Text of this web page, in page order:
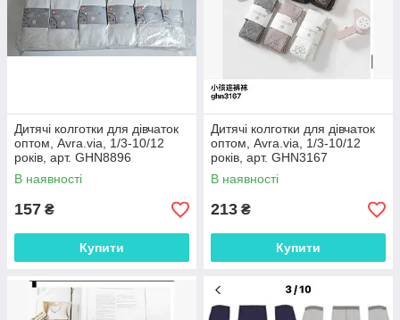
Дитячі колготки для дівчаток
оптом, Avra.via, 1/3-10/12
років, арт. GHN8896
В наявності
157 ₴
Купити
Дитячі колготки для дівчаток
оптом, Avra.via, 1/3-10/12
років, арт. GHN3167
В наявності
213 ₴
Купити